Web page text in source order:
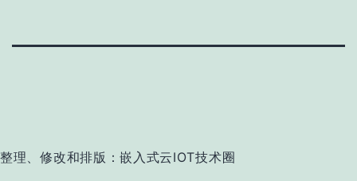
整理、修改和排版：嵌入式云IOT技术圈